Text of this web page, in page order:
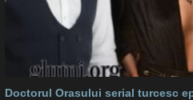
Doctorul Orasului serial turcesc